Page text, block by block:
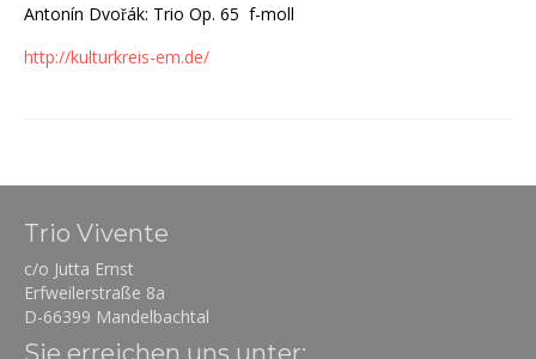
Antonín Dvořák: Trio Op. 65 f-moll
http://kulturkreis-em.de/
Trio Vivente
c/o Jutta Ernst
Erfweilerstraße 8a
D-66399 Mandelbachtal
Sie erreichen uns unter: